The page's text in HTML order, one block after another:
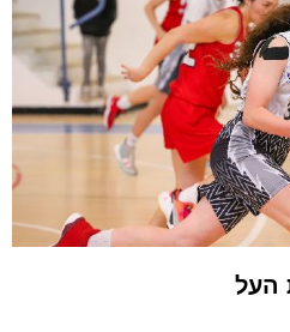
העל